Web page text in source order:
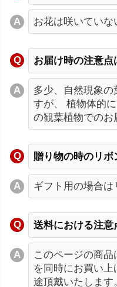
お花は咲いていな
お届け時の注意点
多少、自然現象の
すが、 植物体的
の観葉植物でのお
贈り物の時のリボ
ギフト用の場合は
送料における注意
このページの商
を同時にお買い
途頂戴いたします